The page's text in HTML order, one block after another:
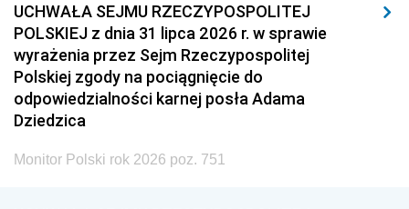
UCHWAŁA SEJMU RZECZYPOSPOLITEJ
POLSKIEJ z dnia 31 lipca 2026 r. w sprawie
wyrażenia przez Sejm Rzeczypospolitej
Polskiej zgody na pociągnięcie do
odpowiedzialności karnej posła Adama
Dziedzica
Monitor Polski rok 2026 poz. 751